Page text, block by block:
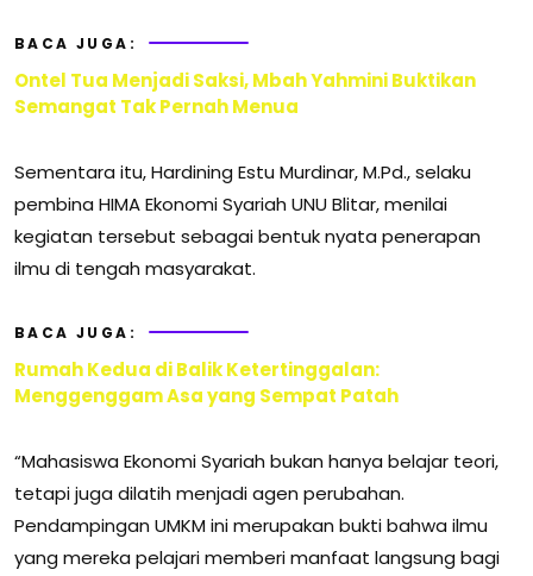
BACA JUGA:
Ontel Tua Menjadi Saksi, Mbah Yahmini Buktikan
Semangat Tak Pernah Menua
Sementara itu, Hardining Estu Murdinar, M.Pd., selaku
pembina HIMA Ekonomi Syariah UNU Blitar, menilai
kegiatan tersebut sebagai bentuk nyata penerapan
ilmu di tengah masyarakat.
BACA JUGA:
Rumah Kedua di Balik Ketertinggalan:
Menggenggam Asa yang Sempat Patah
“Mahasiswa Ekonomi Syariah bukan hanya belajar teori,
tetapi juga dilatih menjadi agen perubahan.
Pendampingan UMKM ini merupakan bukti bahwa ilmu
yang mereka pelajari memberi manfaat langsung bagi